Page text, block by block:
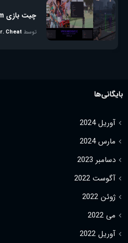
چیت بازی Fivem
توسط Cheat
بایگانی‌ها
آوریل 2024
مارس 2024
دسامبر 2023
آگوست 2022
ژوئن 2022
می 2022
آوریل 2022